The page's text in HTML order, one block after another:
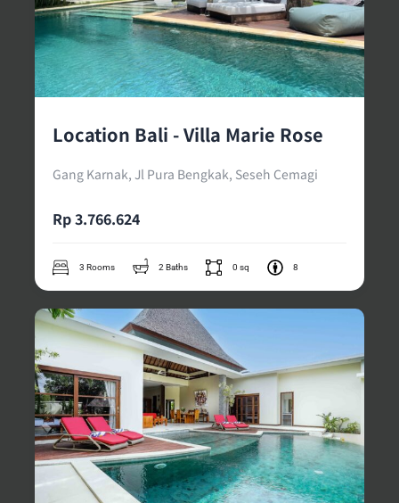
Location Bali - Villa Marie Rose
Gang Karnak, Jl Pura Bengkak, Seseh Cemagi
Rp 3.766.624
3 Rooms 2 Baths 0 sq 8